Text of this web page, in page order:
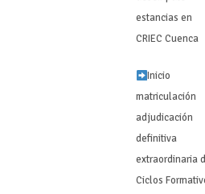
estancias en
CRIEC Cuenca
Inicio
matriculación
adjudicación
definitiva
extraordinaria
Ciclos